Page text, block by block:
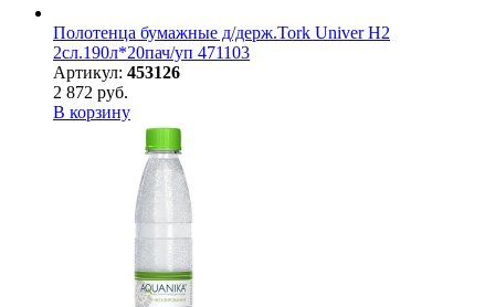
Полотенца бумажные д/держ.Tork Univer H2
2сл.190л*20пач/уп 471103
Артикул: 453126
2 872 руб.
В корзину